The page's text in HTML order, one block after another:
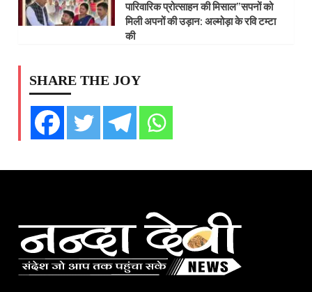
पारिवारिक प्रोत्साहन की मिसाल”सपनों को
मिली अपनों की उड़ान: अल्मोड़ा के रवि टम्टा
की
SHARE THE JOY